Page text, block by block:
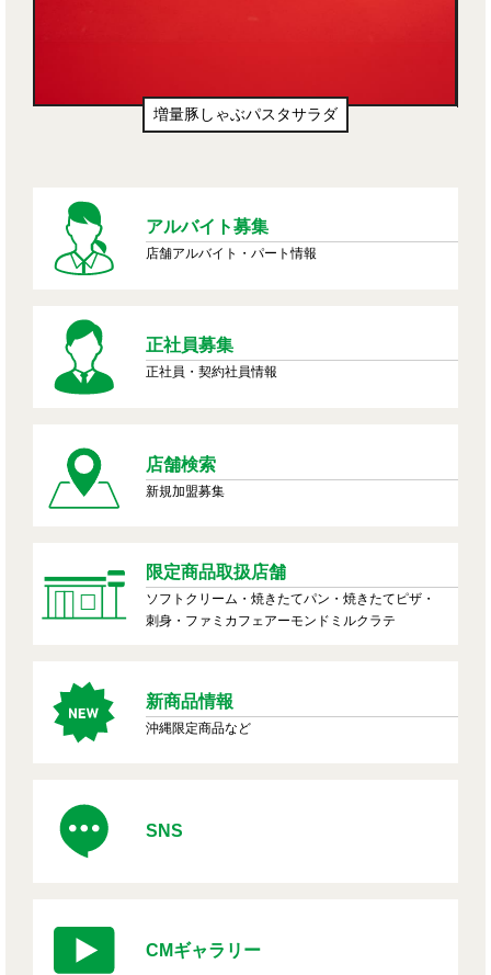
増量豚しゃぶパスタサラダ
アルバイト募集
店舗アルバイト・パート情報
正社員募集
正社員・契約社員情報
店舗検索
新規加盟募集
限定商品取扱店舗
ソフトクリーム・焼きたてパン・焼きたてピザ・
刺身・ファミカフェアーモンドミルクラテ
新商品情報
沖縄限定商品など
SNS
CMギャラリー